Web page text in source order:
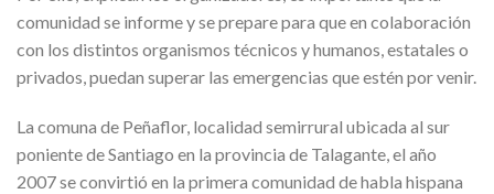
comunidad se informe y se prepare para que en colaboración
con los distintos organismos técnicos y humanos, estatales o
privados, puedan superar las emergencias que estén por venir.
La comuna de Peñaflor, localidad semirrural ubicada al sur
poniente de Santiago en la provincia de Talagante, el año
2007 se convirtió en la primera comunidad de habla hispana